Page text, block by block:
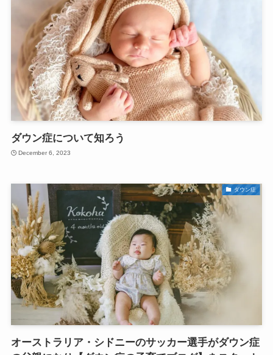
ダウン症について知ろう
December 6, 2023
ダウン症
オーストラリア・シドニーのサッカー選手がダウン症